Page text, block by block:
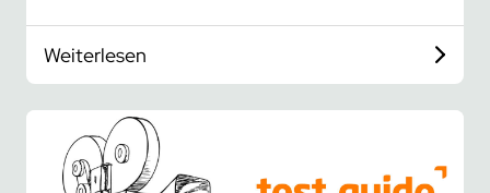
Weiterlesen